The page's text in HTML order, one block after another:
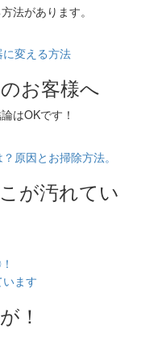
法があります。
お客様へ
はOKです！
が汚れてい
！